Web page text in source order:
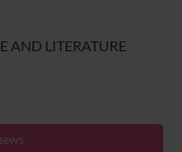
AND LITERATURE